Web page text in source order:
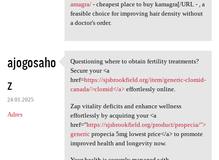
amagra/- cheapest place to buy kamagra[/URL - , a
feasible choice for improving hair density without
a doctor's order.
ajogosaho
z
24.01.2025
Adres
Questioning where to obtain
Questioning where to obtain fertility treatments?
Secure your <a
href=https://sjsbrookfield.org/item/generic-clomid-
canada/>clomid</a>effortlessly online.
Zap vitality deficits and enhance wellness
effortlessly by acquiring your <a
href="https://sjsbrookfield.org/product/propecia/">
genericpropecia 5mg lowest price</a> to promote
improved health and longevity now.